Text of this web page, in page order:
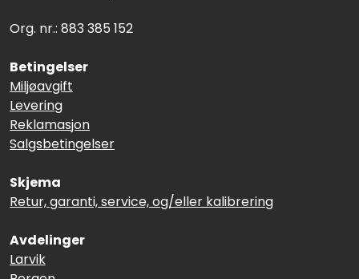
Org. nr.: 883 385 152
Betingelser
Miljøavgift
Levering
Reklamasjon
Salgsbetingelser
Skjema
Retur, garanti, service, og/eller kalibrering
Avdelinger
Larvik